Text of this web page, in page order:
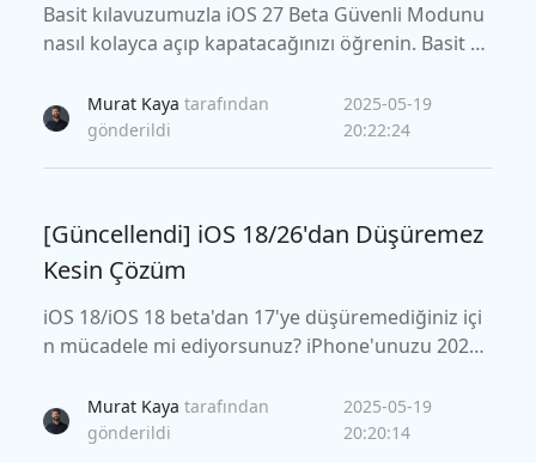
Basit kılavuzumuzla iOS 27 Beta Güvenli Modunu
nasıl kolayca açıp kapatacağınızı öğrenin. Basit kıl
şekilde yönetmenize yardımcı olacak adım adım t
alimatlar sağlar.
Murat Kaya tarafından
gönderildi
2025-05-19
20:22:24
[Güncellendi] iOS 18/26'dan Düşüremez
Kesin Çözüm
iOS 18/iOS 18 beta'dan 17'ye düşüremediğiniz içi
n mücadele mi ediyorsunuz? iPhone'unuzu 2026't
ek düzeltmeleri keşfedin!
Murat Kaya tarafından
gönderildi
2025-05-19
20:20:14